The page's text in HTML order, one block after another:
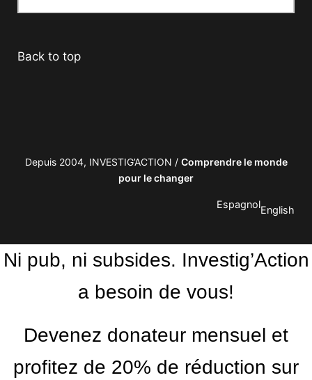
Back to top
Depuis 2004, INVESTIG’ACTION / Comprendre le monde
pour le changer
EspagnolEnglish
Ni pub, ni subsides. Investig’Action
a besoin de vous!
Devenez donateur mensuel et
profitez de 20% de réduction sur